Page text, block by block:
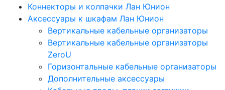
Коннекторы и колпачки Лан Юнион
Аксессуары к шкафам Лан Юнион
Вертикальные кабельные организаторы
Вертикальные кабельные организаторы
ZeroU
Горизонтальные кабельные организаторы
Дополнительные аксессуары